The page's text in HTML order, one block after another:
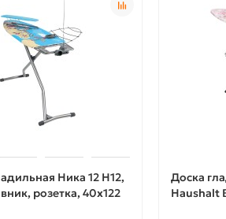
Ника 12 Н12,
розетка, 40х122
Доска
Haushalt